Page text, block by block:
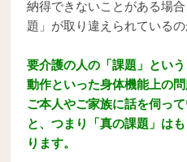
納得できないことがある場
題」が取り違えられているの
要介護の人の「課題」とい
動作といった身体機能上の
ご本人やご家族に話を伺っ
と、つまり「真の課題」は
ります。